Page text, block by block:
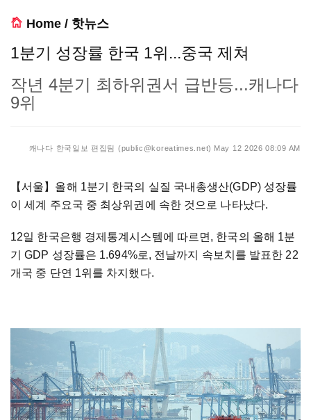
Home / 핫뉴스
1분기 성장률 한국 1위...중국 제쳐
작년 4분기 최하위권서 급반등...캐나다
9위
캐나다 한국일보 편집팀 (public@koreatimes.net) May 12 2026 08:09 AM
【서울】 올해 1분기 한국의 실질 국내총생산(GDP) 성장률
이 세계 주요국 중 최상위권에 속한 것으로 나타났다.
12일 한국은행 경제통계시스템에 따르면, 한국의 올해 1분
기 GDP 성장률은 1.694%로, 전날까지 속보치를 발표한 22
개국 중 단연 1위를 차지했다.